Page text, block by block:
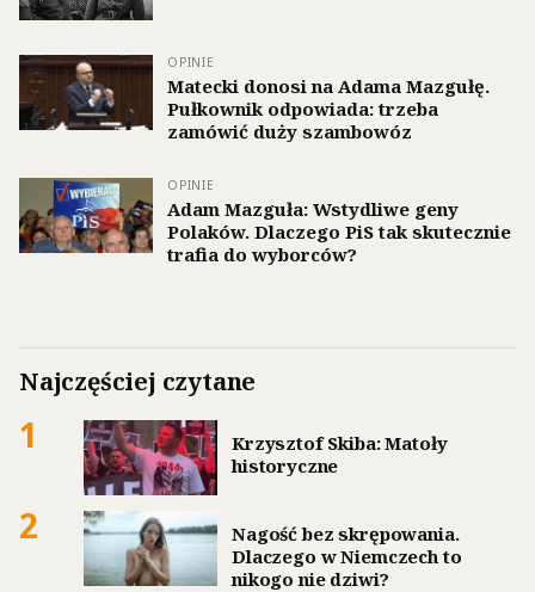
OPINIE
Matecki donosi na Adama Mazgułę.
Pułkownik odpowiada: trzeba
zamówić duży szambowóz
OPINIE
Adam Mazguła: Wstydliwe geny
Polaków. Dlaczego PiS tak skutecznie
trafia do wyborców?
Najczęściej czytane
1
Krzysztof Skiba: Matoły
historyczne
2
Nagość bez skrępowania.
Dlaczego w Niemczech to
nikogo nie dziwi?